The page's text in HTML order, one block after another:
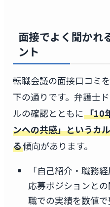
面接でよく聞かれ
ント
転職会議の面接口コミ
下の通りです。弁護士
ルの確認とともに「10
ンへの共感」というカ
る傾向があります。
「自己紹介・職務
応募ポジションと
職での実績を数値